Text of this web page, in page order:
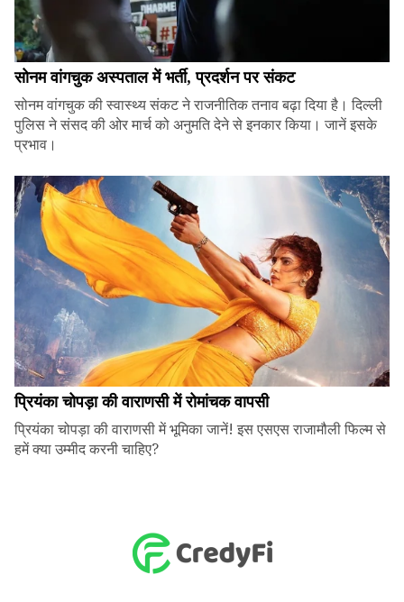
सोनम वांगचुक अस्पताल में भर्ती, प्रदर्शन पर संकट
सोनम वांगचुक की स्वास्थ्य संकट ने राजनीतिक तनाव बढ़ा दिया है। दिल्ली
पुलिस ने संसद की ओर मार्च को अनुमति देने से इनकार किया। जानें इसके
प्रभाव।
प्रियंका चोपड़ा की वाराणसी में रोमांचक वापसी
प्रियंका चोपड़ा की वाराणसी में भूमिका जानें! इस एसएस राजामौली फिल्म से
हमें क्या उम्मीद करनी चाहिए?